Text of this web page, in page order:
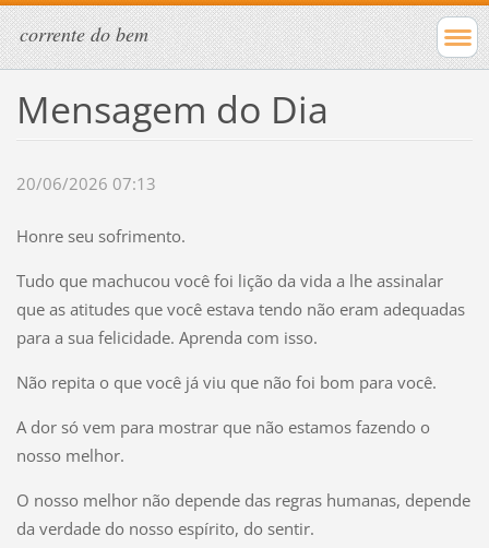
corrente do bem
Mensagem do Dia
20/06/2026 07:13
Honre seu sofrimento.
Tudo que machucou você foi lição da vida a lhe assinalar
que as atitudes que você estava tendo não eram adequadas
para a sua felicidade. Aprenda com isso.
Não repita o que você já viu que não foi bom para você.
A dor só vem para mostrar que não estamos fazendo o
nosso melhor.
O nosso melhor não depende das regras humanas, depende
da verdade do nosso espírito, do sentir.